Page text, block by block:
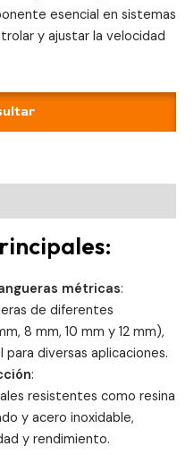
esencial en sistemas
y ajustar la velocidad
métricas:
de diferentes
8 mm, 10 mm y 12 mm),
diversas aplicaciones.
:
resistentes como resina
y acero inoxidable,
y rendimiento.